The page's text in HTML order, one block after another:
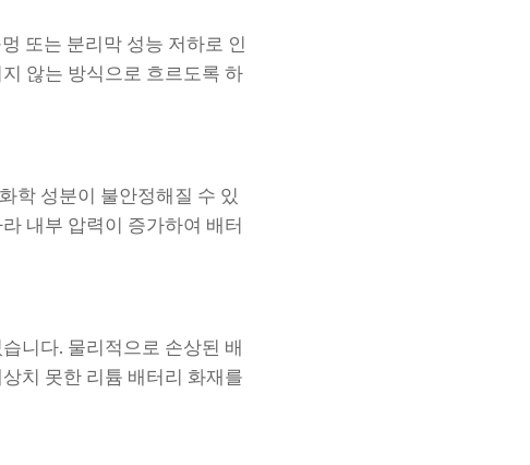
또는 분리막 성능 저하로 인
않는 방식으로 흐르도록 하
학 성분이 불안정해질 수 있
내부 압력이 증가하여 배터
니다. 물리적으로 손상된 배
치 못한 리튬 배터리 화재를